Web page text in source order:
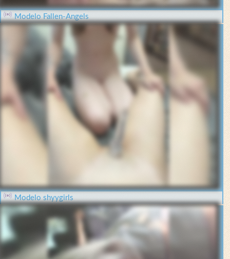
Modelo Fallen-Angels
Modelo shyygirls